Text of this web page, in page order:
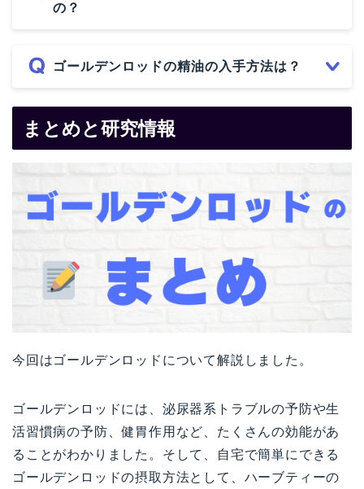
の？
ゴールデンロッドの精油の入手方法は？
まとめと研究情報
今回はゴールデンロッドについて解説しました。
ゴールデンロッドには、泌尿器系トラブルの予防や生
活習慣病の予防、健胃作用など、たくさんの効能があ
ることがわかりました。そして、自宅で簡単にできる
ゴールデンロッドの摂取方法として、ハーブティーの